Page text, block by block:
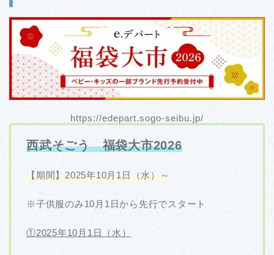
https://edepart.sogo-seibu.jp/
西武そごう 福袋大市2026
【期間】2025年10月1日（水）～
※子供服のみ10月1日から先行でスタート
①2025年10月1日（水）